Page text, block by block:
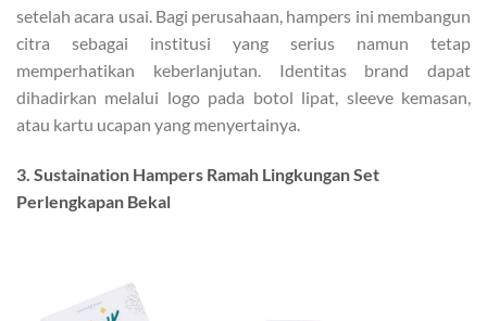
setelah acara usai. Bagi perusahaan, hampers ini membangun
citra sebagai institusi yang serius namun tetap
memperhatikan keberlanjutan. Identitas brand dapat
dihadirkan melalui logo pada botol lipat, sleeve kemasan,
atau kartu ucapan yang menyertainya.
3. Sustaination Hampers Ramah Lingkungan Set
Perlengkapan Bekal